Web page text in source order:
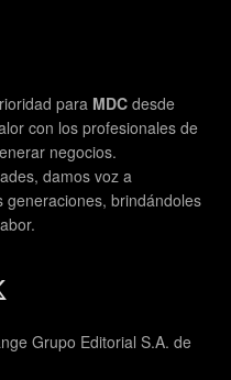
para MDC desde
con los profesionales de
negocios.
damos voz a
brindándoles
Grupo Editorial S.A. de